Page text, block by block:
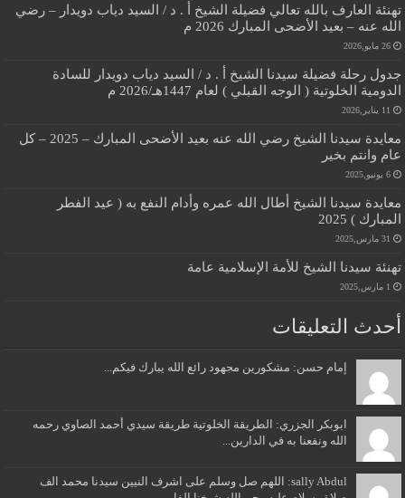
تهنئة العارف بالله تعالي فضيلة الشيخ أ . د / السيد دياب دويدار – رضي
الله عنه – بعيد الأضحى المبارك 2026 م
26 مايو,2026
جدول رحلة فضيلة سيدنا الشيخ أ . د / السيد دياب دويدار للسادة
الدومية الخلوتية ( الوجه القبلي ) لعام 1447هـ/2026 م
11 يناير,2026
معايدة سيدنا الشيخ رضي الله عنه بعيد الأضحى المبارك – 2025 – كل
عام وانتم بخير
6 يونيو,2025
معايدة سيدنا الشيخ أطال الله عمره وأدام النفع به ( عيد الفطر
المبارك ) 2025
31 مارس,2025
تهنئة سيدنا الشيخ للأمة الإسلامية عامة
1 مارس,2025
أحدث التعليقات
إمام حسن: مشكورين مجهود رائع الله يبارك فيكم...
ابوبكر الجزري: الطريقة الخلوتية طريقة سيدي أحمد الصاوي رحمه
الله ونفعنا به في الدارين...
sally Abdul: اللهم صل وسلم على اشرف النيين سيدنا محمد الف